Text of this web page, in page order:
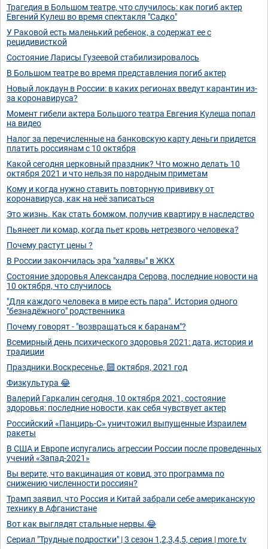
Трагедия в Большом театре, что случилось: как погиб актер
Евгений Кулеш во время спектакля "Садко"
У Раковой есть маленький ребенок, а содержат ее с
рецидивисткой
Состояние Ларисы Гузеевой стабилизировалось
В Большом театре во время представления погиб актер
Новый локдаун в России: в каких регионах введут карантин из-
за коронавируса?
Момент гибели актера Большого театра Евгения Кулеша попал
на видео
Налог за перечисленные на банковскую карту деньги придется
платить россиянам с 10 октября
Какой сегодня церковный праздник? Что можно делать 10
октября 2021 и что нельзя по народным приметам
Кому и когда нужно ставить повторную прививку от
коронавируса, как на неё записаться
Это жизнь. Как стать бомжом, получив квартиру в наследство
Пьянеет ли комар, когда пьет кровь нетрезвого человека?
Почему растут цены ?
В России закончилась эра "халявы" в ЖКХ
Состояние здоровья Александра Серова, последние новости на
10 октября, что случилось
"Для каждого человека в мире есть пара". История одного
"безнадёжного" родственника
Почему говорят - "возвращаться к баранам"?
Всемирный день психического здоровья 2021: дата, история и
традиции
Праздники.Воскресенье, 🔟 октября, 2021 год
Физкультура 😂
Валерий Гаркалин сегодня, 10 октября 2021, состояние
здоровья: последние новости, как себя чувствует актер
Российский «Панцирь-С» уничтожил выпущенные Израилем
ракеты
В США и Европе испугались агрессии России после проведенных
учений «Запад-2021»
Вы верите, что вакцинация от ковид, это программа по
снижению численности россиян?
Трамп заявил, что Россия и Китай забрали себе американскую
технику в Афганистане
Вот как выглядят стальные нервы.😂
Сериал "Трудные подростки" | 3 сезон 1,2,3,4,5, серия | more.tv